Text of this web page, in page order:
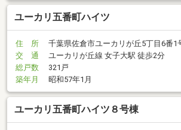
ユーカリ五番町ハイツ
住 所
千葉県佐倉市ユーカリが丘5丁目6番1
交 通
ユーカリが丘線 女子大駅 徒歩2分
総戸数
321戸
築年月
昭和57年1月
ユーカリ五番町ハイツ８号棟